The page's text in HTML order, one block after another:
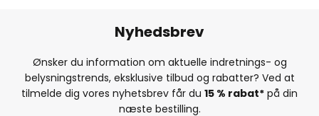
Nyhedsbrev
Ønsker du information om aktuelle indretnings- og
belysningstrends, eksklusive tilbud og rabatter? Ved at
tilmelde dig vores nyhetsbrev får du 15 % rabat* på din
næste bestilling.